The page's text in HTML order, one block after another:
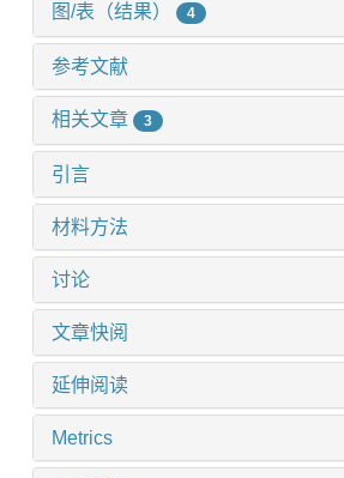
图/表（结果） 4
参考文献
相关文章 3
引言
材料方法
讨论
文章快阅
延伸阅读
Metrics